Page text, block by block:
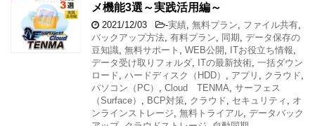
メ機能3選～実践活用編～
2021/12/03 -実績 無料プラン ファイル共有
バックアップ方法 有料プラン 同期 データ保存の
豆知識 無料サポート WEB公開 ITお役立ち情報
データ受け取りフォルダ ITの最新技術 一括ダウン
ロード ハードディスク（HDD） アプリ クラウド
パソコン（PC）
Cloud TENMA サーフェス
（Surface）
BCP対策 クラウド セキュリティ
オ
ンラインストレージ 無料トライアル データバック